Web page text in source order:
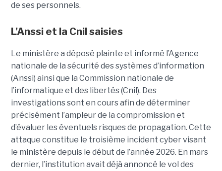
de ses personnels.
L’Anssi et la Cnil saisies
Le ministère a déposé plainte et informé l’Agence
nationale de la sécurité des systèmes d’information
(Anssi) ainsi que la Commission nationale de
l’informatique et des libertés (Cnil). Des
investigations sont en cours afin de déterminer
précisément l’ampleur de la compromission et
d’évaluer les éventuels risques de propagation. Cette
attaque constitue le troisième incident cyber visant
le ministère depuis le début de l’année 2026. En mars
dernier, l’institution avait déjà annoncé le vol des